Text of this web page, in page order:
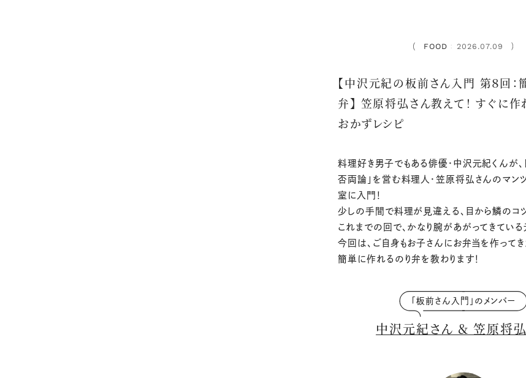
FOOD
： 2026.07.09
【中沢元紀の板前さん入門 第８回：
弁】 笠原将弘さん教えて！ すぐに
おかずレシピ
料理好き男子でもある俳優・中沢元紀くんが、
否両論」を営む料理人・笠原将弘さんのマン
室に入門！
少しの手間で料理が見違える、目から鱗のコ
これまでの回で、かなり腕があがってきている
今回は、ご自身もお子さんにお弁当を作ってき
簡単に作れるのり弁を教わります！
「板前さん入門」のメンバー
中沢元紀さん ＆ 笠原将